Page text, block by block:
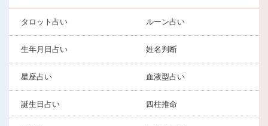
タロット占い ルーン占い
生年月日占い 姓名判断
星座占い 血液型占い
誕生日占い 四柱推命